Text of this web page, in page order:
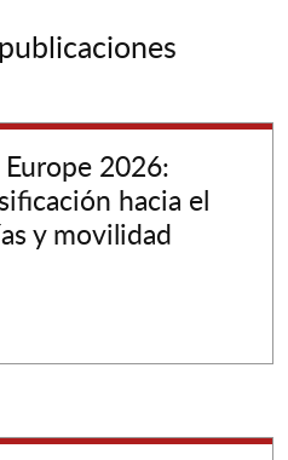
2026:
hacia el
y movilidad